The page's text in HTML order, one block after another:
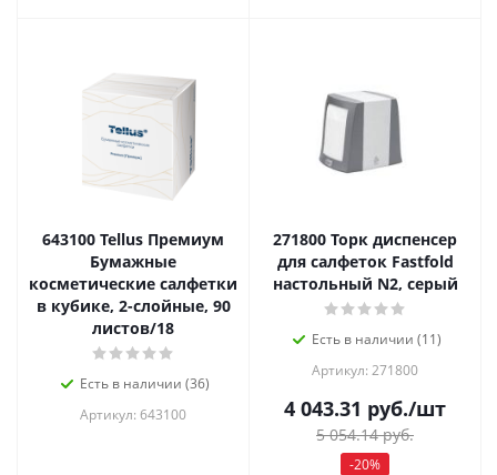
643100 Tellus Премиум
Бумажные
косметические салфетки
в кубике, 2-слойные, 90
листов/18
Есть в наличии (36)
Артикул: 643100
271800 Торк диспенсер
для салфеток Fastfold
настольный N2, серый
Есть в наличии (11)
Артикул: 271800
4 043.31 руб./шт
5 054.14руб.
-20%